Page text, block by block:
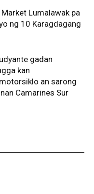
Lumalawak pa
ng 10 Karagdagang
gadan
kan
an sarong
Camarines Sur